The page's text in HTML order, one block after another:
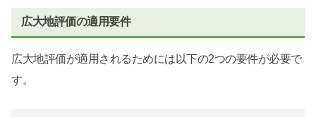
広大地評価の適用要件
広大地評価が適用されるためには以下の2つの要件が必要で
す。